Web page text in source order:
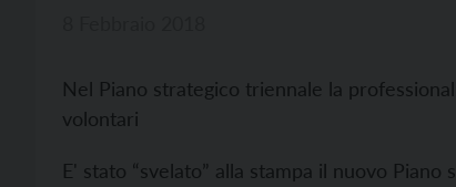
Nel Piano strategico triennale la
volontari
E' stato “svelato” alla stampa il nuovo